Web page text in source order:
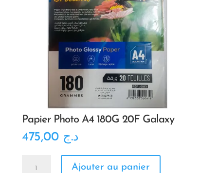
Papier Photo A4 180G 20F Galaxy
د.ج 475,00
Ajouter au panier